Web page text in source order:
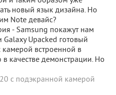
новый язык дизайна. Но
Note девайс?
- Samsung покажут нам
Upacked готовый
камерой встроенной в
в качестве демонстрации. Но
с подэкранной камерой